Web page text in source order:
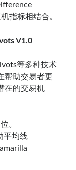
指标相结合。
V1.0
等多种技术
帮助交易者更
在的交易机
。
平均线